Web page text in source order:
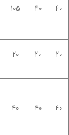
40
40
105
20
20
20
40
40
40